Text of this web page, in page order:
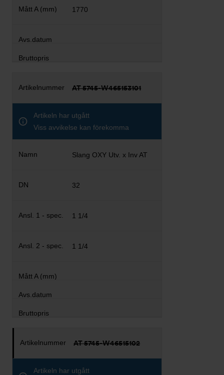
1770
AT 5745-W465153101
Artikeln har utgått
Viss avvikelse kan förekomma
Slang OXY Utv. x Inv AT
32
1 1/4
1 1/4
AT 5745-W46515102
Artikeln har utgått